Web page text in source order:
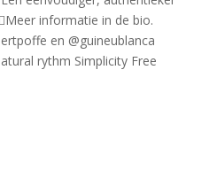
rythm Simplicity Free